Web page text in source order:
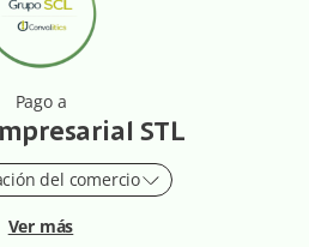
Pago a
STL
del comercio
Ver más